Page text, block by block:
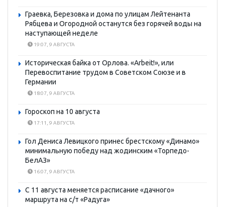
Граевка, Березовка и дома по улицам Лейтенанта
Рябцева и Огородной останутся без горячей воды на
наступающей неделе
19:07, 9 АВГУСТА
Историческая байка от Орлова. «Arbeit!», или
Перевоспитание трудом в Советском Союзе и в
Германии
18:07, 9 АВГУСТА
Гороскоп на 10 августа
17:11, 9 АВГУСТА
Гол Дениса Левицкого принес брестскому «Динамо»
минимальную победу над жодинским «Торпедо-
БелАЗ»
16:07, 9 АВГУСТА
С 11 августа меняется расписание «дачного»
маршрута на с/т «Радуга»